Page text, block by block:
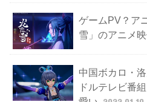
ゲームPV？ア
雪」のアニメ
中国ボカロ・
ドルテレビ番